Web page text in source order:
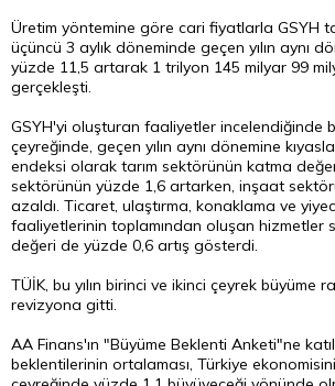
Üretim yöntemine göre cari fiyatlarla GSYH
üçüncü 3 aylık döneminde geçen yılın aynı
yüzde 11,5 artarak 1 trilyon 145 milyar 99
gerçekleşti.
GSYH'yi oluşturan faaliyetler incelendiğinde
çeyreğinde, geçen yılın aynı dönemine
endeksi olarak tarım sektörünün katma
sektörünün yüzde 1,6 artarken, inşaat
azaldı. Ticaret, ulaştırma, konaklama ve
faaliyetlerinin toplamından oluşan hizmetler
değeri de yüzde 0,6 artış gösterdi.
TÜİK, bu yılın birinci ve ikinci çeyrek büyüme
revizyona gitti.
AA Finans'ın "Büyüme Beklenti Anketi"ne
beklentilerinin ortalaması, Türkiye